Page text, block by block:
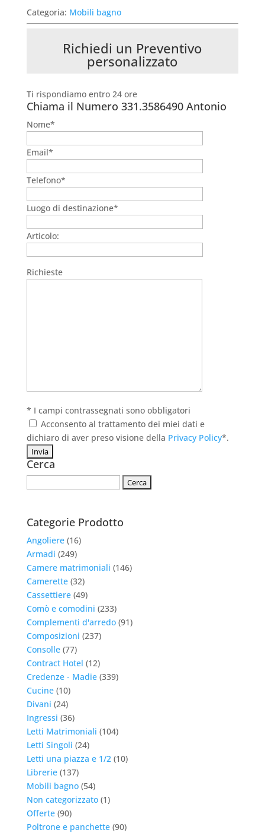
Categoria: Mobili bagno
Richiedi un Preventivo
personalizzato
Ti rispondiamo entro 24 ore
Chiama il Numero 331.3586490 Antonio
Nome*
Email*
Telefono*
Luogo di destinazione*
Articolo:
Richieste
* I campi contrassegnati sono obbligatori
Acconsento al trattamento dei miei dati e
dichiaro di aver preso visione della Privacy Policy*.
Cerca
Categorie Prodotto
Angoliere (16)
Armadi (249)
Camere matrimoniali (146)
Camerette (32)
Cassettiere (49)
Comò e comodini (233)
Complementi d'arredo (91)
Composizioni (237)
Consolle (77)
Contract Hotel (12)
Credenze - Madie (339)
Cucine (10)
Divani (24)
Ingressi (36)
Letti Matrimoniali (104)
Letti Singoli (24)
Letti una piazza e 1/2 (10)
Librerie (137)
Mobili bagno (54)
Non categorizzato (1)
Offerte (90)
Poltrone e panchette (90)